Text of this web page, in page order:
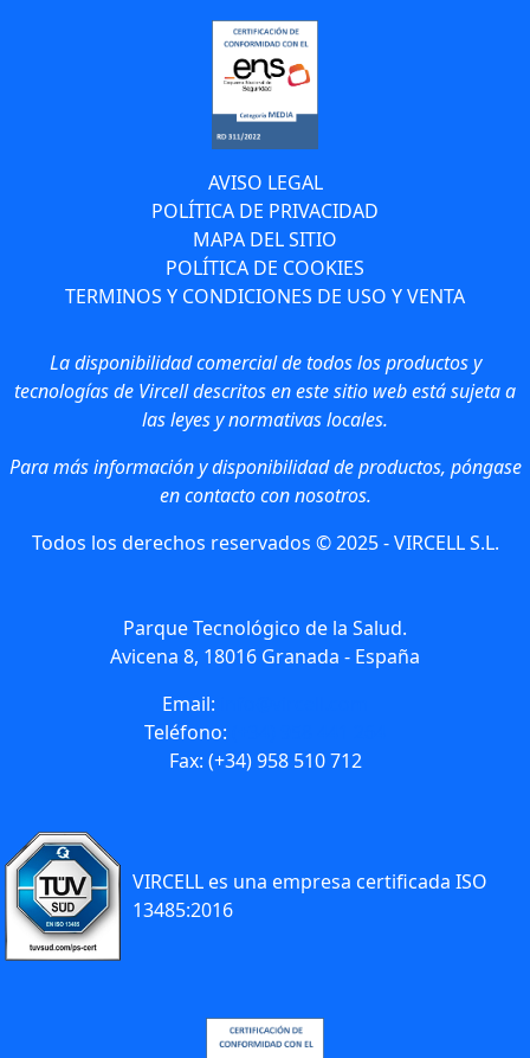
AVISO LEGAL
POLÍTICA DE PRIVACIDAD
MAPA DEL SITIO
POLÍTICA DE COOKIES
TERMINOS Y CONDICIONES DE USO Y VENTA
La disponibilidad comercial de todos los productos y
tecnologías de Vircell descritos en este sitio web está sujeta a
las leyes y normativas locales.
Para más información y disponibilidad de productos, póngase
en contacto con nosotros.
Todos los derechos reservados © 2025 - VIRCELL S.L.
Parque Tecnológico de la Salud.
Avicena 8, 18016 Granada - España
Email:
Teléfono:
Fax: (+34) 958 510 712
VIRCELL es una empresa certificada ISO
13485:2016